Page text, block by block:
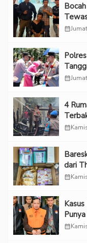
calendar_month
calendar_month
‎4
calendar_month
dari
calendar_month
calendar_month